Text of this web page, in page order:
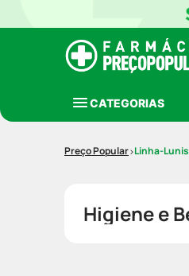
CATEGORIAS
Linha-
Higiene e